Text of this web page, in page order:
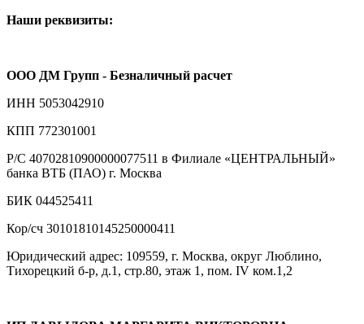
Наши реквизиты:
ООО ДМ Групп - Безналичный расчет
ИНН 5053042910
КПП 772301001
Р/С 40702810900000077511 в Филиале «ЦЕНТРАЛЬНЫЙ»
банка ВТБ (ПАО) г. Москва
БИК 044525411
Кор/сч 30101810145250000411
Юридический адрес: 109559, г. Москва, округ Люблино,
Тихорецкий б-р, д.1, стр.80, этаж 1, пом. IV ком.1,2